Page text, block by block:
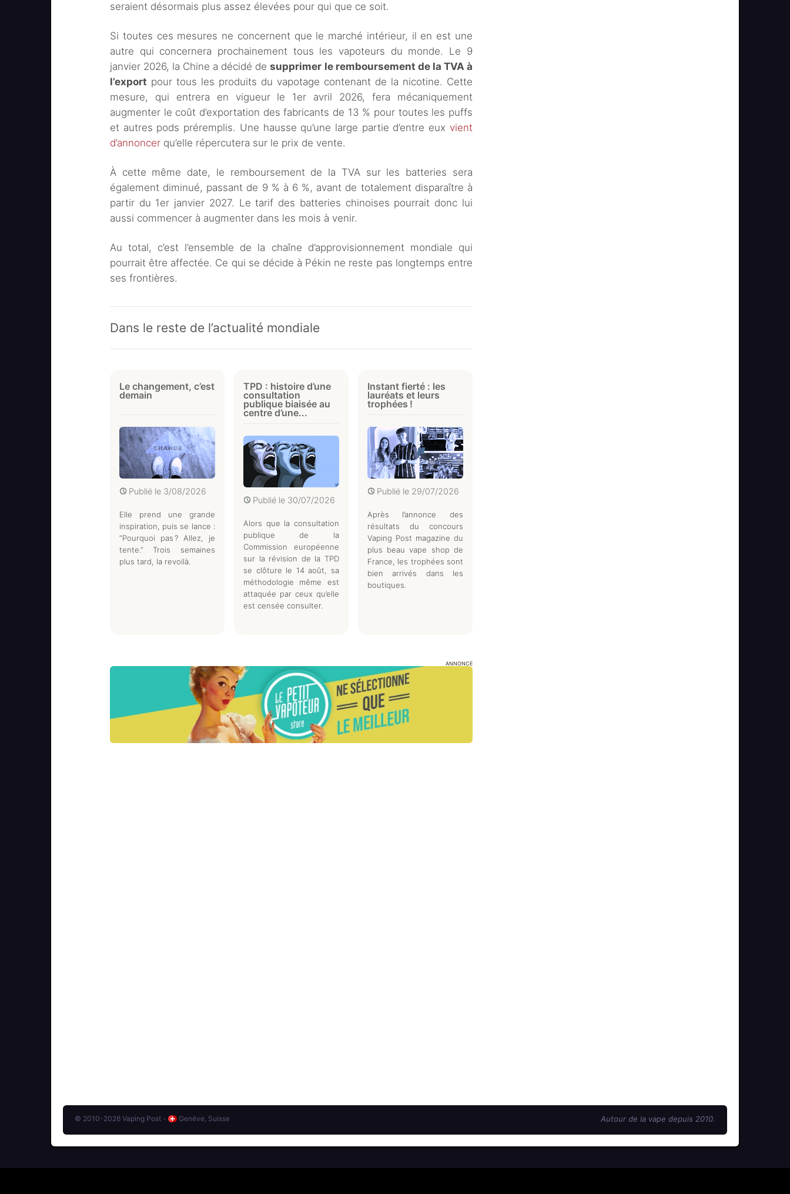
seraient désormais plus assez élevées pour qui que ce soit.
Si toutes ces mesures ne concernent que le marché intérieur, il en est une
autre qui concernera prochainement tous les vapoteurs du monde. Le 9
janvier 2026, la Chine a décidé desupprimer le remboursement de la TVA à
l’export pour tous les produits du vapotage contenant de la nicotine. Cette
mesure, qui entrera en vigueur le 1er avril 2026, fera mécaniquement
augmenter le coût d’exportation des fabricants de 13 % pour toutes les puffs
et autres pods préremplis. Une hausse qu’une large partie d’entre eux vient
d’annoncer qu’elle répercutera sur le prix de vente.
À cette même date, le remboursement de la TVA sur les batteries sera
également diminué, passant de 9 % à 6 %, avant de totalement disparaître à
partir du 1er janvier 2027. Le tarif des batteries chinoises pourrait donc lui
aussi commencer à augmenter dans les mois à venir.
Au total, c’est l’ensemble de la chaîne d’approvisionnement mondiale qui
pourrait être affectée. Ce qui se décide à Pékin ne reste pas longtemps entre
ses frontières.
Dans le reste de l’actualité mondiale
Le changement, c’est
demain
Publié le 3/08/2026
Elle prend une grande
inspiration, puis se lance :
“Pourquoi pas ? Allez, je
tente.” Trois semaines
plus tard, la revoilà.
TPD : histoire d’une
consultation
publique biaisée au
centre d’une...
Publié le 30/07/2026
Alors que la consultation
publique de la
Commission européenne
sur la révision de la TPD
se clôture le 14 août, sa
méthodologie même est
attaquée par ceux qu’elle
est censée consulter.
Instant fierté : les
lauréats et leurs
trophées !
Publié le 29/07/2026
Après l’annonce des
résultats du concours
Vaping Post magazine du
plus beau vape shop de
France, les trophées sont
bien arrivés dans les
boutiques.
ANNONCE
© 2010-2026 Vaping Post - Genève, Suisse Autour de la vape depuis 2010.